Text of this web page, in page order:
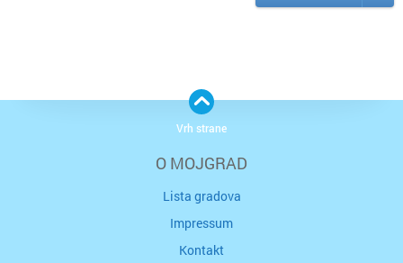
O MOJGRAD
Lista gradova
Impressum
Kontakt
Vrh strane